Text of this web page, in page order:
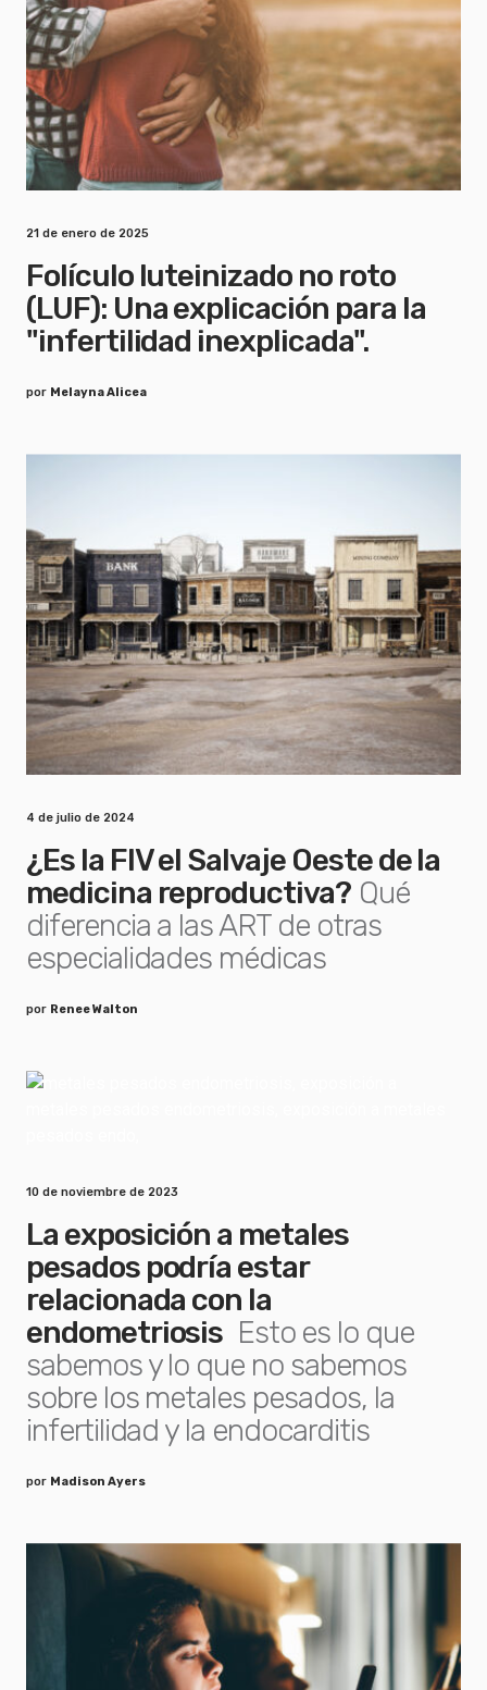
21 de enero de 2025
Folículo luteinizado no roto
(LUF): Una explicación para la
"infertilidad inexplicada".
por Melayna Alicea
4 de julio de 2024
¿Es la FIV el Salvaje Oeste de la
medicina reproductiva? Qué
diferencia a las ART de otras
especialidades médicas
por Renee Walton
10 de noviembre de 2023
La exposición a metales
pesados podría estar
relacionada con la
endometriosis Esto es lo que
sabemos y lo que no sabemos
sobre los metales pesados, la
infertilidad y la endocarditis
por Madison Ayers